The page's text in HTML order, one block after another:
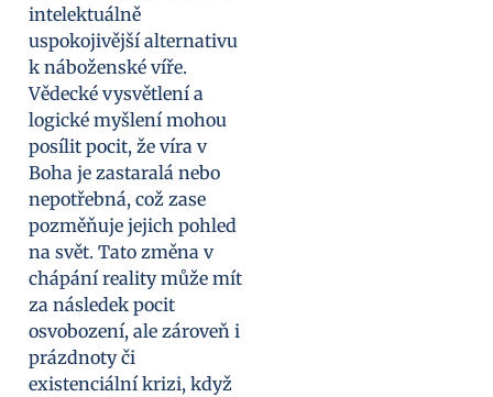
intelektuálně
uspokojivější alternativu
k náboženské víře.
Vědecké vysvětlení a
logické myšlení mohou
posílit pocit, že víra v
Boha je zastaralá nebo
nepotřebná, což zase
pozměňuje jejich pohled
na svět. Tato změna v
chápání reality může mít
za následek pocit
osvobození, ale zároveň i
prázdnoty či
existenciální krizi, když